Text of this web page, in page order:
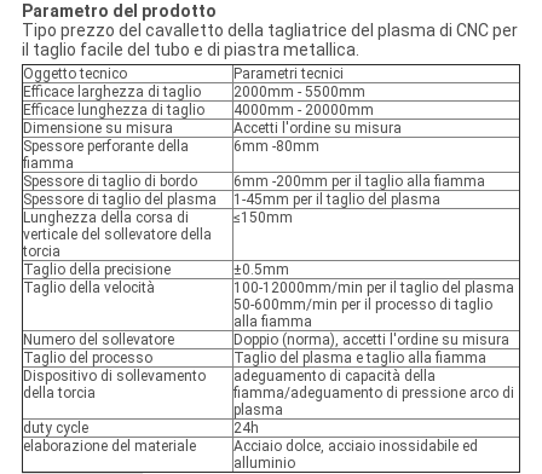
Parametro del prodotto
Tipo prezzo del cavalletto della tagliatrice del plasma di CNC per
il taglio facile del tubo e di piastra metallica.
Oggetto tecnico
Parametri tecnici
Efficace larghezza di taglio
2000mm - 5500mm
Efficace lunghezza di taglio
4000mm - 20000mm
Dimensione su misura
Accetti l'ordine su misura
Spessore perforante della
fiamma
6mm -80mm
Spessore di taglio di bordo
6mm -200mm per il taglio alla fiamma
Spessore di taglio del plasma
1-45mm per il taglio del plasma
Lunghezza della corsa di
verticale del sollevatore della
torcia
≤150mm
Taglio della precisione
±0.5mm
Taglio della velocità
100-12000mm/min per il taglio del plasma
50-600mm/min per il processo di taglio
alla fiamma
Numero del sollevatore
Doppio (norma), accetti l'ordine su misura
Taglio del processo
Taglio del plasma e taglio alla fiamma
Dispositivo di sollevamento
della torcia
adeguamento di capacità della
fiamma/adeguamento di pressione arco di
plasma
duty cycle
24h
elaborazione del materiale
Acciaio dolce, acciaio inossidabile ed
alluminio